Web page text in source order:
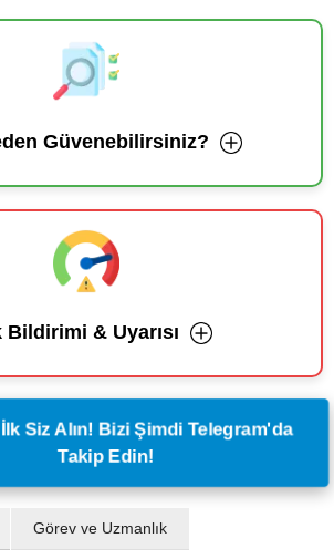
Güvenebilirsiniz?
Bildirimi & Uyarısı
Siz Alın! Bizi Şimdi Telegram'da
Takip Edin!
Görev ve Uzmanlık